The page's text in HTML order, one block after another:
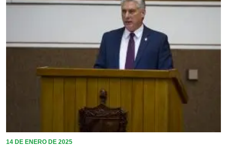
14 DE ENERO DE 2025